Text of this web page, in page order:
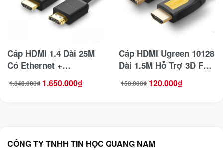
Cáp HDMI 1.4 Dài 25M
Có Ethernet +
1080p@60hz Ugreen
10113
1.840.000₫
Giá
gốc 1.650.000₫
Giá
hiện
Cáp HDMI Ugreen 10128
Dài 1.5M Hỗ Trợ 3D Full
HD 4Kx2K
150.000₫
Giá
gốc 120.000₫
Giá
hiện
CÔNG TY TNHH TIN HỌC QUANG NAM